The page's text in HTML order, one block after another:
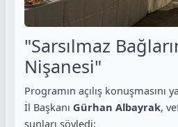
"Sarsılmaz
Nişanesi"
Programın açılış konuşmasını
İl Başkanı Gürhan Albayrak,
şunları söyledi: